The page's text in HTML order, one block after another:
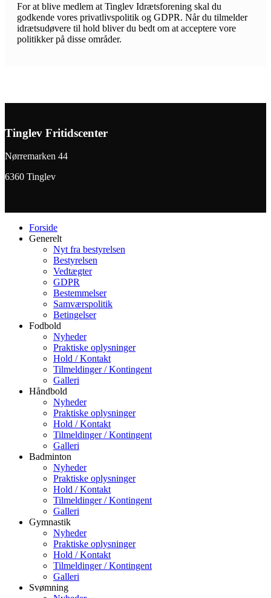
For at blive medlem at Tinglev Idrætsforening skal du
godkende vores privatlivspolitik og GDPR. Når du tilmelder
idrætsudøvere til hold bliver du bedt om at acceptere vore
politikker på disse områder.
Tinglev Fritidscenter
Nørremarken 44
6360 Tinglev
Forside
Generelt
Nyt fra bestyrelsen
Bestyrelsen
Vedtægter
GDPR
Bestemmelser
Samværspolitik
Betingelser
Fodbold
Nyheder
Praktiske oplysninger
Hold / Kontakt
Tilmeldinger / Kontingent
Galleri
Håndbold
Nyheder
Praktiske oplysninger
Hold / Kontakt
Tilmeldinger / Kontingent
Galleri
Badminton
Nyheder
Praktiske oplysninger
Hold / Kontakt
Tilmeldinger / Kontingent
Galleri
Gymnastik
Nyheder
Praktiske oplysninger
Hold / Kontakt
Tilmeldinger / Kontingent
Galleri
Svømning